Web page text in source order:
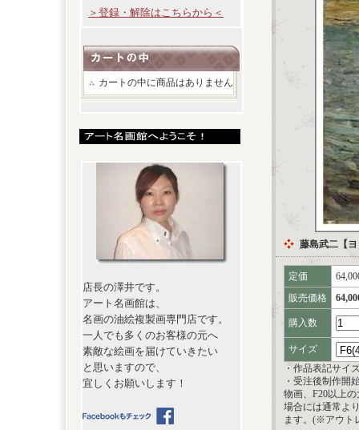
＞登録・解除はこちらから＜
カートの中に商品はありません
店長の澤井です。
アート名画館は、
名画の油絵複製画専門店です。
一人でも多くのお客様の元へ
素敵な絵画を届けていきたい
と思いますので、
宜しくお願いします！
藤島武二【
定価
販売価格
購入数
サイズ
・作品表記サイ
・受注後制作開
物画、F20以上
場合には通常よ
ます。(※アウト